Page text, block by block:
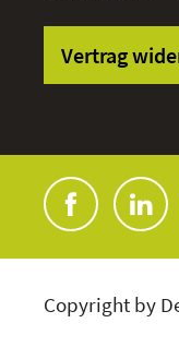
Vertrag
Copyright by